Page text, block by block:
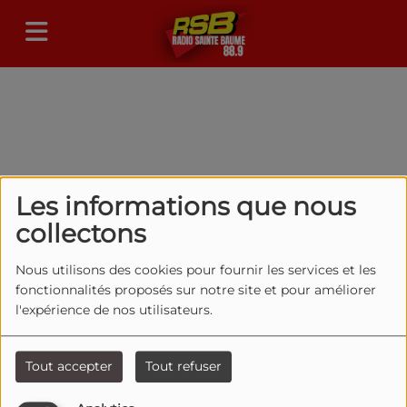
Les informations que nous
collectons
Nous utilisons des cookies pour fournir les services et les
fonctionnalités proposés sur notre site et pour améliorer
l'expérience de nos utilisateurs.
Tout accepter Tout refuser